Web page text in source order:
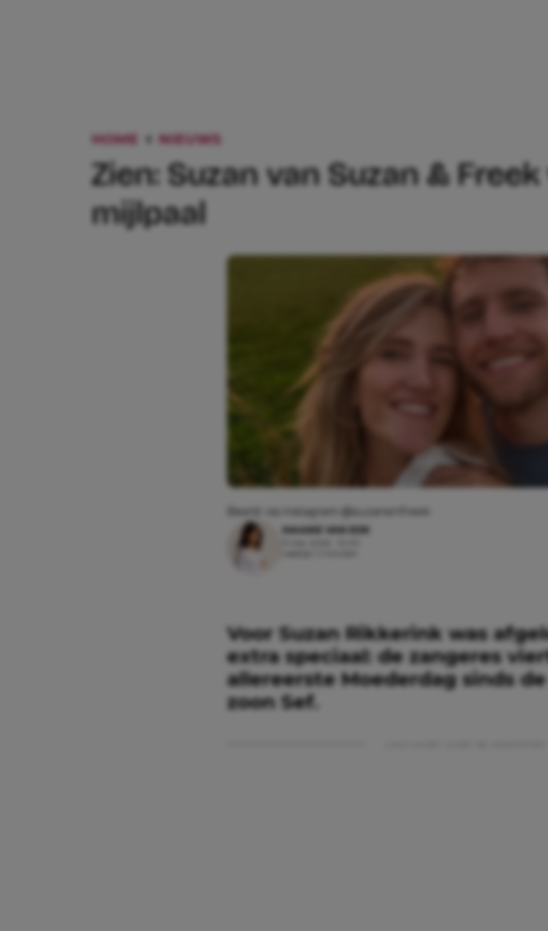
HOME NIEUWS
Zien: Suzan van Suzan &
mijlpaal
Beeld: via Instagram @suzanenfreek
MAAIKE VAN EIJK
Voor Suzan Rikkerink was
extra speciaal: de zangeres
allereerste Moederdag sinds
zoon Sef.